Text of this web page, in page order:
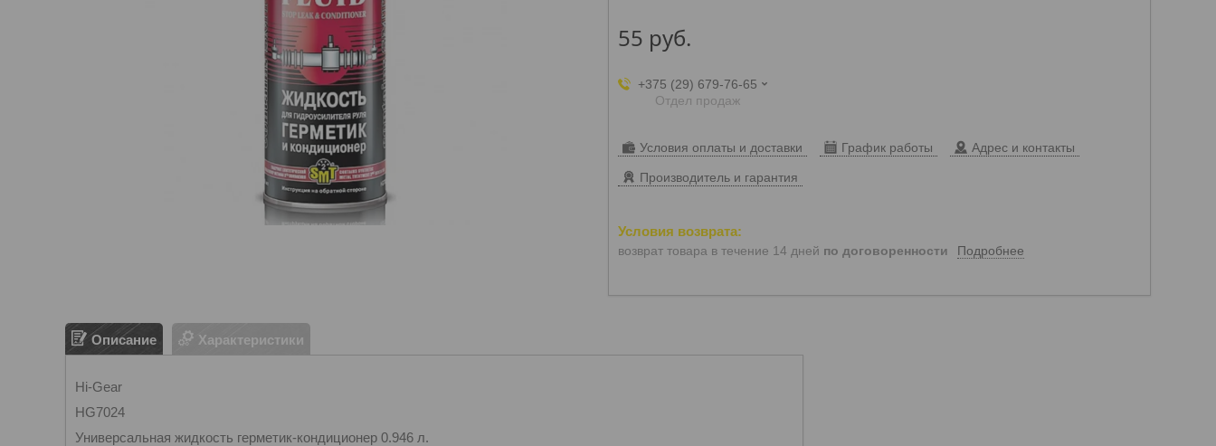
55 руб.
+375 (29) 679-76-65
Отдел продаж
Условия оплаты и доставки График работы Адрес и контакты
Производитель и гарантия
возврат товара в течение 14 дней по договоренности Подробнее
Описание Характеристики
Hi-Gear
HG7024
Универсальная жидкость герметик-кондиционер 0.946 л.